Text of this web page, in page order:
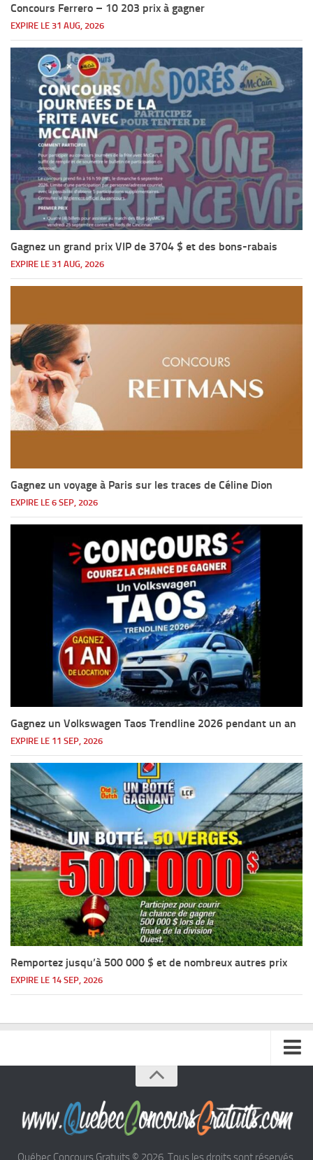
Concours Ferrero – 10 203 prix à gagner
EXPIRE LE 31 AUG, 2026
Gagnez un grand prix VIP de 3704 $ et des bons-rabais
EXPIRE LE 31 AUG, 2026
Gagnez un voyage à Paris sur les traces de Céline Dion
EXPIRE LE 6 SEP, 2026
Gagnez un Volkswagen Taos Trendline 2026 pendant un an
EXPIRE LE 11 SEP, 2026
Remportez jusqu’à 500 000 $ et de nombreux autres prix
EXPIRE LE 14 SEP, 2026
Argent
Voyages
Québec Concours Gratuits © 2026. Tous les droits sont réservés.